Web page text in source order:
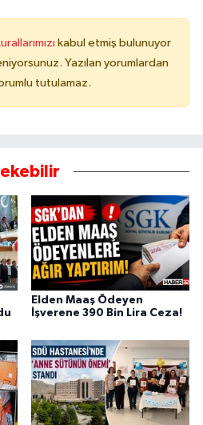
kabul etmiş bulunuyor
Yazılan yorumlardan
tutulamaz.
Elden Maaş Ödeyen
İşverene 390 Bin Lira Ceza!